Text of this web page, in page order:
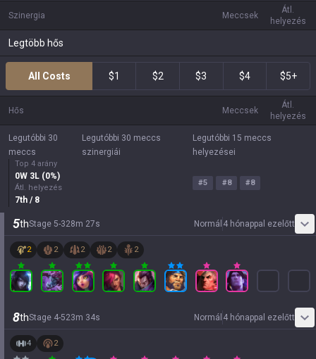
Szinergia Meccsek
Átl.
helyezés
Legtöbb hős
All Costs $1 $2 $3 $4 $5+
Hős Meccsek
Átl.
helyezés
Legutóbbi 30
meccs
Top 4 arány
0W 3L (0%)
Átl. helyezés
7th / 8
Legutóbbi 30 meccs
szinergiái
Legutóbbi 15 meccs
helyezései
#5 #8 #8
5thStage 5-328m 27s Normál 4 hónappal ezelőtt
2 2 2 2 2
8thStage 4-523m 34s Normál 4 hónappal ezelőtt
4 2